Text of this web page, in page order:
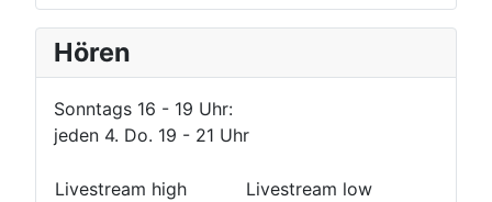
Hören
Sonntags 16 - 19 Uhr:
jeden 4. Do. 19 - 21 Uhr
Livestream high
Livestream low